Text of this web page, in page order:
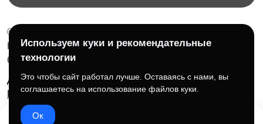
© 2026 Бесплатная доска объявлений без ограничений
НПД Краснорудская Анастасия Игоревна, ИНН:
614404606809
Документы и правила платформы
Для бизнеса
Партнёрам
Roadmap ☕ Поддержать проект
Используем куки и рекомендательные
технологии
Это чтобы сайт работал лучше. Оставаясь с нами, вы
соглашаетесь на использование файлов куки.
Ок